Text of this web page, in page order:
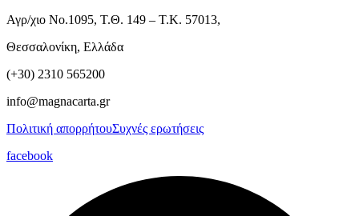
Αγρ/χιο Νο.1095, Τ.Θ. 149 – Τ.Κ. 57013,
Θεσσαλονίκη, Ελλάδα
(+30) 2310 565200
info@magnacarta.gr
Πολιτική απορρήτουΣυχνές ερωτήσεις
facebook